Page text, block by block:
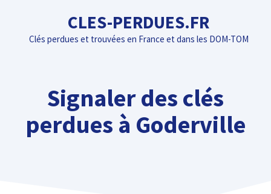
contenu
CLES-PERDUES.FR
Clés perdues et trouvées en France et dans les DOM-TOM
Signaler des clés
perdues à Goderville